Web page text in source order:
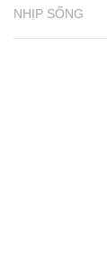
NHỊP SỐNG